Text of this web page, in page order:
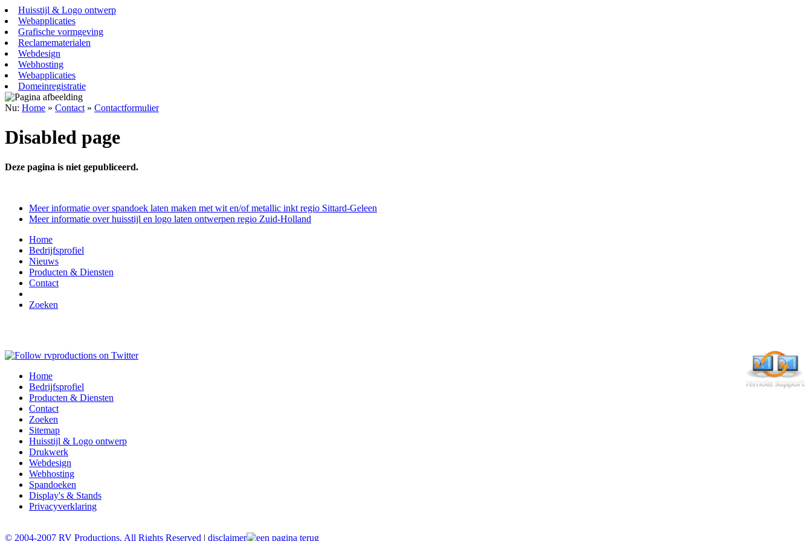
Huisstijl & Logo ontwerp
Webapplicaties
Grafische vormgeving
Reclamematerialen
Webdesign
Webhosting
Webapplicaties
Domeinregistratie
Nu: Home » Contact » Contactformulier
Disabled page
Deze pagina is niet gepubliceerd.
Meer informatie over spandoek laten maken met wit en/of metallic inkt regio Sittard-Geleen
Meer informatie over huisstijl en logo laten ontwerpen regio Zuid-Holland
Home
Bedrijfsprofiel
Nieuws
Producten & Diensten
Contact
Zoeken
Home
Bedrijfsprofiel
Producten & Diensten
Contact
Zoeken
Sitemap
Huisstijl & Logo ontwerp
Drukwerk
Webdesign
Webhosting
Spandoeken
Display's & Stands
Privacyverklaring
© 2004-2007 RV Productions. All Rights Reserved | disclaimer